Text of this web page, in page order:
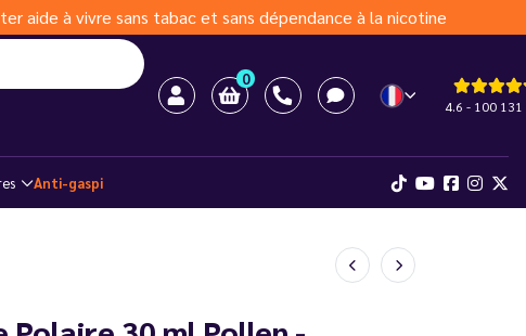
aide à vivre sans tabac et sans dépendance à la nicotine
0
4.6 - 100 131
Anti-gaspi